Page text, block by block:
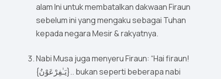
alam Ini untuk membatalkan dakwaan Firaun
sebelum ini yang mengaku sebagai Tuhan
kepada negara Mesir & rakyatnya.
Nabi Musa juga menyeru Firaun: “Hai firaun!
{يَـٰفِرْعَوْنُ}.. bukan seperti beberapa nabi